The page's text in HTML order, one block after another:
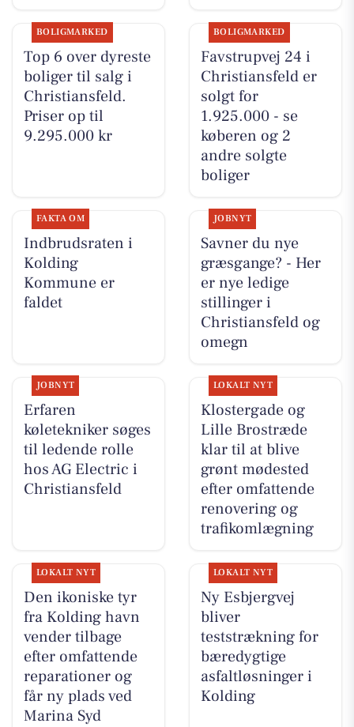
BOLIGMARKED
Top 6 over dyreste
boliger til salg i
Christiansfeld.
Priser op til
9.295.000 kr
BOLIGMARKED
Favstrupvej 24 i
Christiansfeld er
solgt for
1.925.000 - se
køberen og 2
andre solgte
boliger
FAKTA OM
Indbrudsraten i
Kolding
Kommune er
faldet
JOBNYT
Savner du nye
græsgange? - Her
er nye ledige
stillinger i
Christiansfeld og
omegn
JOBNYT
Erfaren
køletekniker søges
til ledende rolle
hos AG Electric i
Christiansfeld
LOKALT NYT
Klostergade og
Lille Brostræde
klar til at blive
grønt mødested
efter omfattende
renovering og
trafikomlægning
LOKALT NYT
Den ikoniske tyr
fra Kolding havn
vender tilbage
efter omfattende
reparationer og
får ny plads ved
Marina Syd
LOKALT NYT
Ny Esbjergvej
bliver
teststrækning for
bæredygtige
asfaltløsninger i
Kolding